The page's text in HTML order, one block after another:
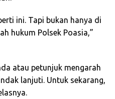
ini. Tapi bukan hanya di
hukum Polsek Poasia,”
atau petunjuk mengarah
lanjuti. Untuk sekarang,